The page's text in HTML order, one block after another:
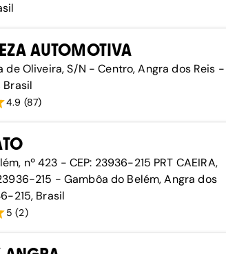
AUTOMOTIVA
de Oliveira, S/N - Centro, Angra dos Reis -
Brasil
4.9 (87)
nº 423 - CEP: 23936-215 PRT CAEIRA,
215 - Gambôa do Belém, Angra dos
215, Brasil
5 (2)